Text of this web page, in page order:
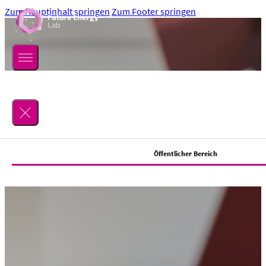
Zum Hauptinhalt springen Zum Footer springen
Öffentlicher Bereich